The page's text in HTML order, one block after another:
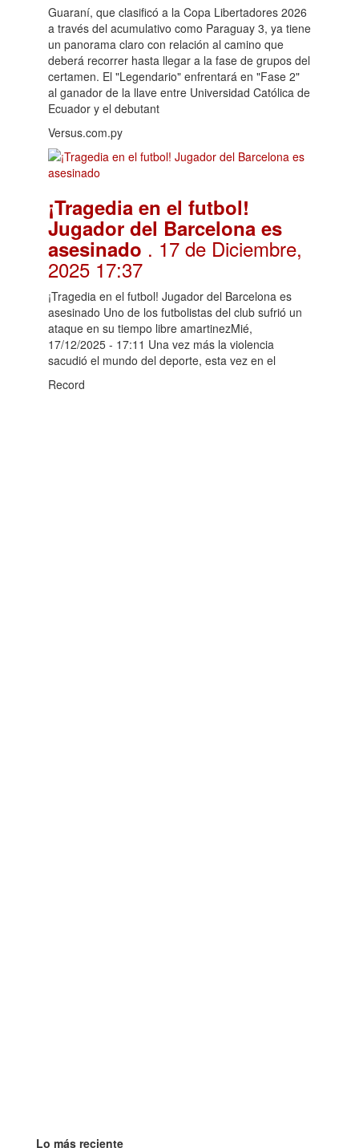
Guaraní, que clasificó a la Copa Libertadores 2026
a través del acumulativo como Paraguay 3, ya tiene
un panorama claro con relación al camino que
deberá recorrer hasta llegar a la fase de grupos del
certamen. El "Legendario" enfrentará en "Fase 2"
al ganador de la llave entre Universidad Católica de
Ecuador y el debutant
Versus.com.py
¡Tragedia en el futbol!
Jugador del Barcelona es
asesinado . 17 de Diciembre,
2025 17:37
¡Tragedia en el futbol! Jugador del Barcelona es
asesinado Uno de los futbolistas del club sufrió un
ataque en su tiempo libre amartinezMié,
17/12/2025 - 17:11 Una vez más la violencia
sacudió el mundo del deporte, esta vez en el
Record
Lo más reciente